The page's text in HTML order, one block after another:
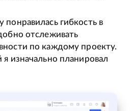
понравилась гибкость в
отслеживать
по каждому проекту.
изначально планировал